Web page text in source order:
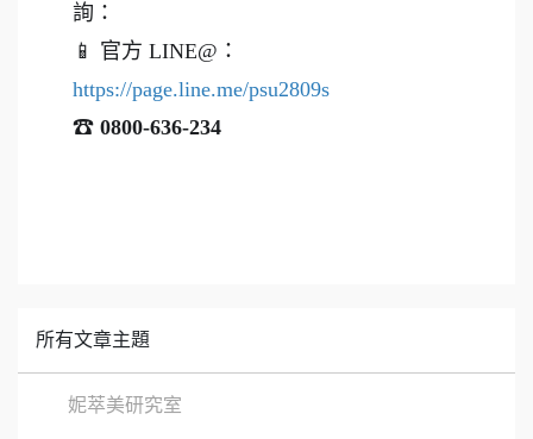
詢：
📱 官方 LINE@：
https://page.line.me/psu2809s
☎ 0800-636-234
所有文章主題
妮萃美研究室